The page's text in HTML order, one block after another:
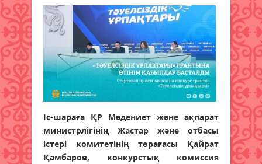
Іс-шараға ҚР Мәдениет және ақпарат
министрлігінің Жастар және отбасы
істері комитетінің төрағасы Қайрат
Қамбаров, конкурстық комиссия